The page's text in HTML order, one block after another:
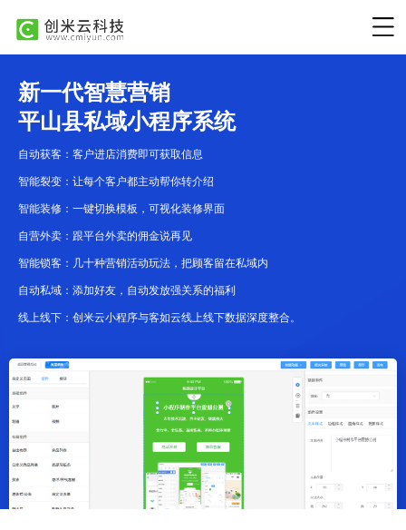
新一代智慧营销
平山县私域小程序系统
自动获客：客户进店消费即可获取信息
智能裂变：让每个客户都主动帮你转介绍
智能装修：一键切换模板，可视化装修界面
自营外卖：跟平台外卖的佣金说再见
智能锁客：几十种营销活动玩法，把顾客留在私域内
自动私域：添加好友，自动发放强关系的福利
线上线下：创米云小程序与客如云线上线下数据深度整合。